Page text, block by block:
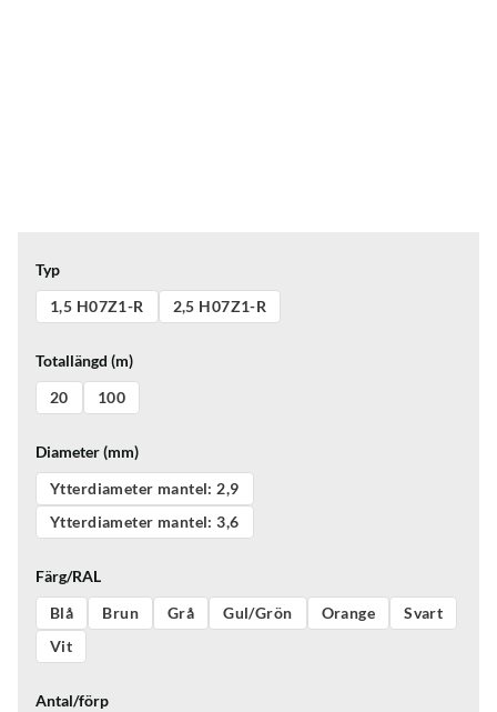
Typ
1,5 H07Z1-R
2,5 H07Z1-R
Totallängd (m)
20
100
Diameter (mm)
Ytterdiameter mantel: 2,9
Ytterdiameter mantel: 3,6
Färg/RAL
Blå
Brun Grå Gul/Grön Orange
Svart
Vit
Antal/förp